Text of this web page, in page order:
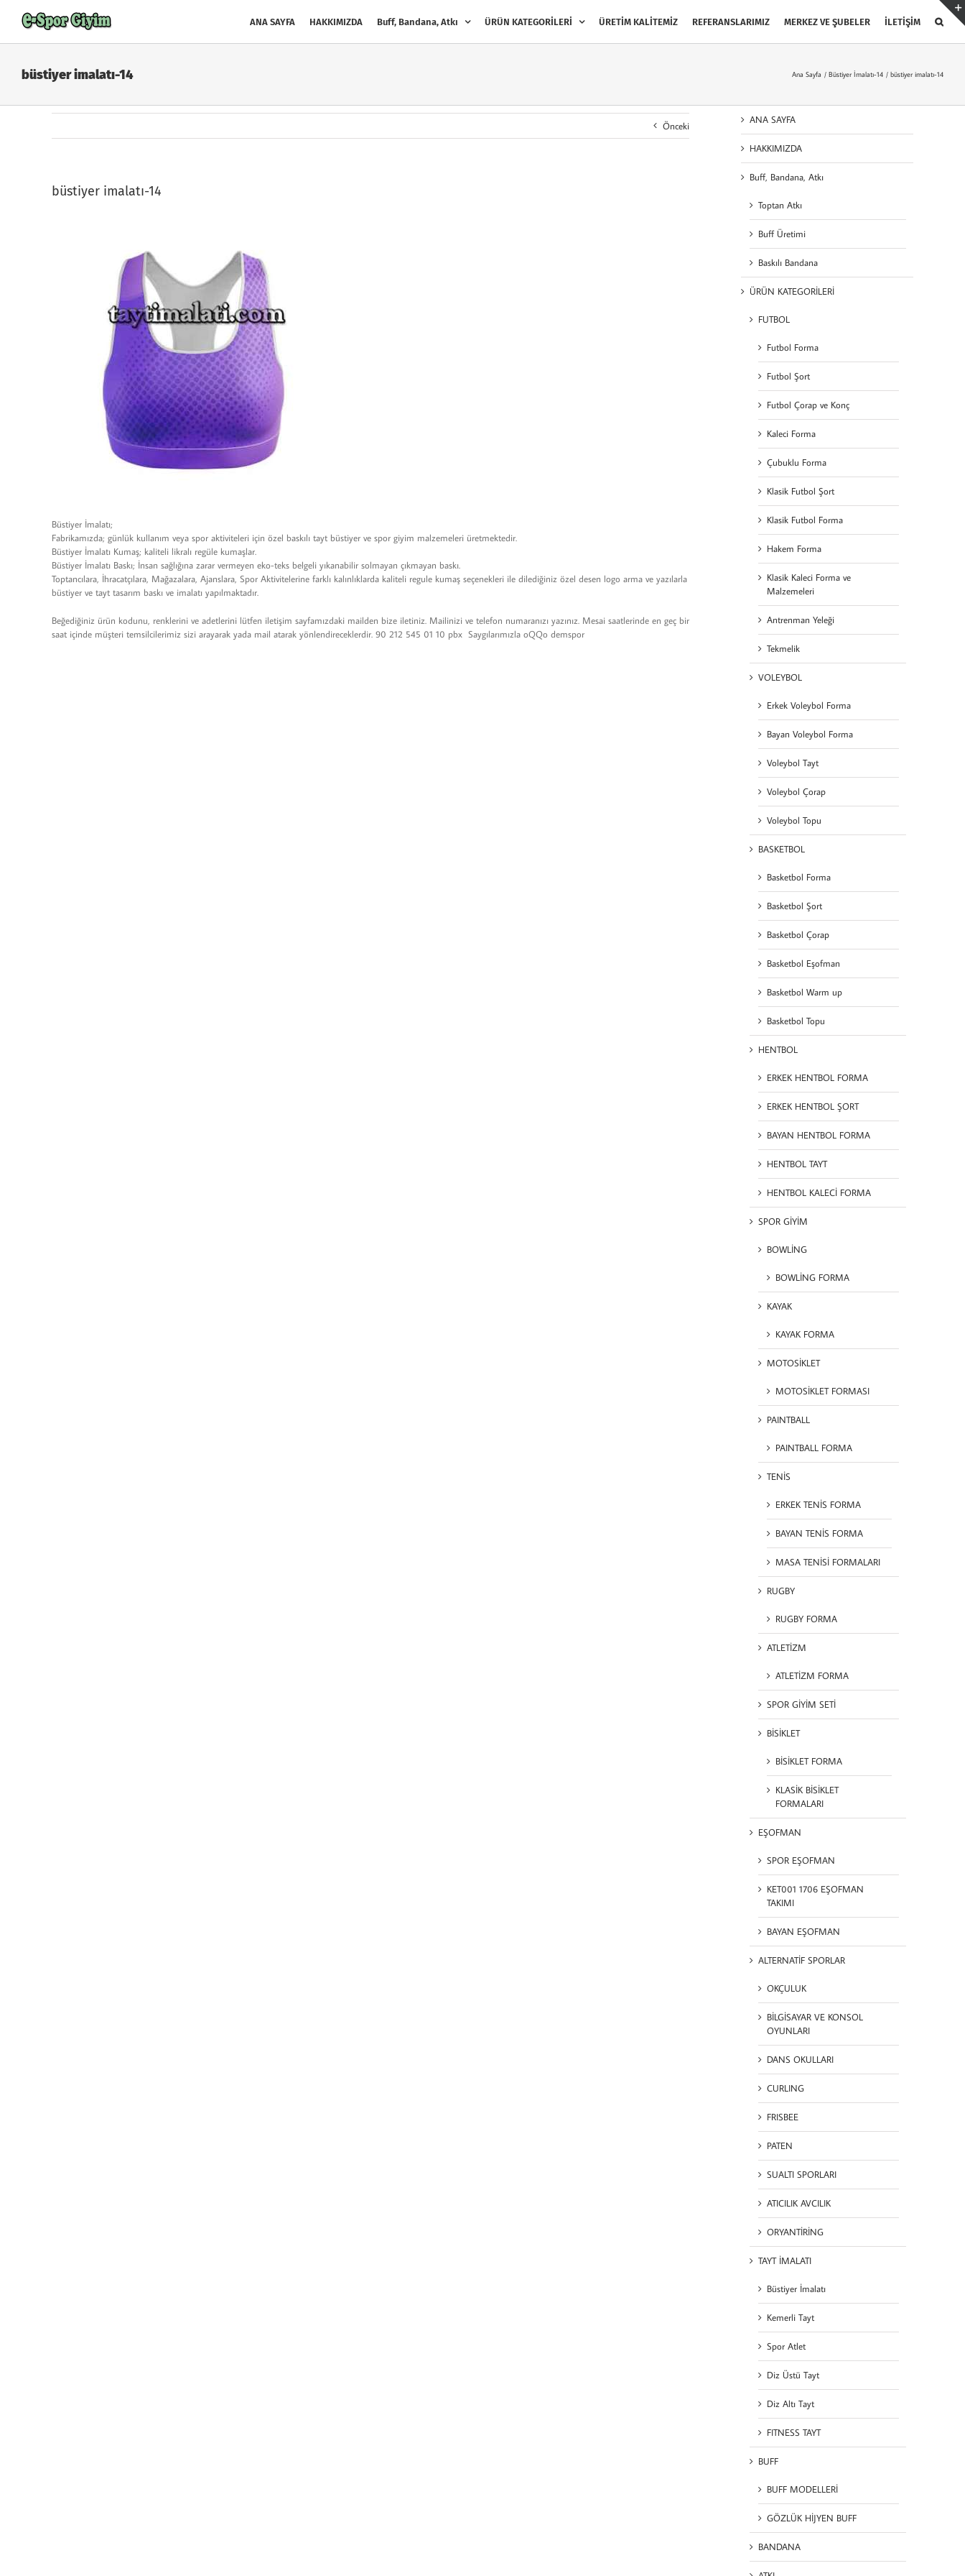
content
ANA SAYFA HAKKIMIZDA Buff, Bandana, Atkı ÜRÜN KATEGORİLERİ ÜRETİM KALİTEMİZ REFERANSLARIMIZ MERKEZ VE ŞUBELER İLETİŞİM
büstiyer imalatı-14 Ana Sayfa Büstiyer İmalatı-14 büstiyer imalatı-14
Önceki
büstiyer imalatı-14
Büstiyer İmalatı;
Fabrikamızda; günlük kullanım veya spor aktiviteleri için özel baskılı tayt büstiyer ve spor giyim malzemeleri üretmektedir.
Büstiyer İmalatı Kumaş; kaliteli likralı regüle kumaşlar.
Büstiyer İmalatı Baskı; İnsan sağlığına zarar vermeyen eko-teks belgeli yıkanabilir solmayan çıkmayan baskı.
Toptancılara, İhracatçılara, Mağazalara, Ajanslara, Spor Aktivitelerine farklı kalınlıklarda kaliteli regule kumaş seçenekleri ile dilediğiniz özel desen logo arma ve yazılarla
büstiyer ve tayt tasarım baskı ve imalatı yapılmaktadır.
Beğediğiniz ürün kodunu, renklerini ve adetlerini lütfen iletişim sayfamızdaki mailden bize iletiniz. Mailinizi ve telefon numaranızı yazınız. Mesai saatlerinde en geç bir
saat içinde müşteri temsilcilerimiz sizi arayarak yada mail atarak yönlendireceklerdir. 90 212 545 01 10 pbx Saygılarımızla oQQo demspor
ANA SAYFA
HAKKIMIZDA
Buff, Bandana, Atkı
Toptan Atkı
Buff Üretimi
Baskılı Bandana
ÜRÜN KATEGORİLERİ
FUTBOL
Futbol Forma
Futbol Şort
Futbol Çorap ve Konç
Kaleci Forma
Çubuklu Forma
Klasik Futbol Şort
Klasik Futbol Forma
Hakem Forma
Klasik Kaleci Forma ve
Malzemeleri
Antrenman Yeleği
Tekmelik
VOLEYBOL
Erkek Voleybol Forma
Bayan Voleybol Forma
Voleybol Tayt
Voleybol Çorap
Voleybol Topu
BASKETBOL
Basketbol Forma
Basketbol Şort
Basketbol Çorap
Basketbol Eşofman
Basketbol Warm up
Basketbol Topu
HENTBOL
ERKEK HENTBOL FORMA
ERKEK HENTBOL ŞORT
BAYAN HENTBOL FORMA
HENTBOL TAYT
HENTBOL KALECİ FORMA
SPOR GİYİM
BOWLİNG
BOWLİNG FORMA
KAYAK
KAYAK FORMA
MOTOSİKLET
MOTOSİKLET FORMASI
PAINTBALL
PAINTBALL FORMA
TENİS
ERKEK TENİS FORMA
BAYAN TENİS FORMA
MASA TENİSİ FORMALARI
RUGBY
RUGBY FORMA
ATLETİZM
ATLETİZM FORMA
SPOR GİYİM SETİ
BİSİKLET
BİSİKLET FORMA
KLASİK BİSİKLET
FORMALARI
EŞOFMAN
SPOR EŞOFMAN
KET001 1706 EŞOFMAN
TAKIMI
BAYAN EŞOFMAN
ALTERNATİF SPORLAR
OKÇULUK
BİLGİSAYAR VE KONSOL
OYUNLARI
DANS OKULLARI
CURLING
FRISBEE
PATEN
SUALTI SPORLARI
ATICILIK AVCILIK
ORYANTİRİNG
TAYT İMALATI
Büstiyer İmalatı
Kemerli Tayt
Spor Atlet
Diz Üstü Tayt
Diz Altı Tayt
FITNESS TAYT
BUFF
BUFF MODELLERİ
GÖZLÜK HİJYEN BUFF
BANDANA